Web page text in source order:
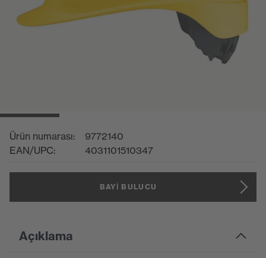
Ürün numarası:
9772140
EAN/UPC:
4031101510347
BAYI BULUCU
Açıklama